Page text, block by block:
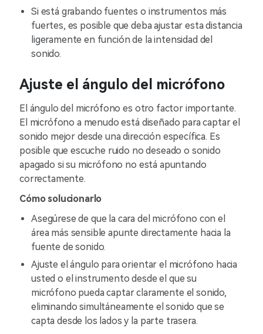
Si está grabando fuentes o instrumentos más
fuertes, es posible que deba ajustar esta distancia
ligeramente en función de la intensidad del
sonido.
Ajuste el ángulo del micrófono
El ángulo del micrófono es otro factor importante.
El micrófono a menudo está diseñado para captar el
sonido mejor desde una dirección específica. Es
posible que escuche ruido no deseado o sonido
apagado si su micrófono no está apuntando
correctamente.
Cómo solucionarlo
Asegúrese de que la cara del micrófono con el
área más sensible apunte directamente hacia la
fuente de sonido.
Ajuste el ángulo para orientar el micrófono hacia
usted o el instrumento desde el que su
micrófono pueda captar claramente el sonido,
eliminando simultáneamente el sonido que se
capta desde los lados y la parte trasera.